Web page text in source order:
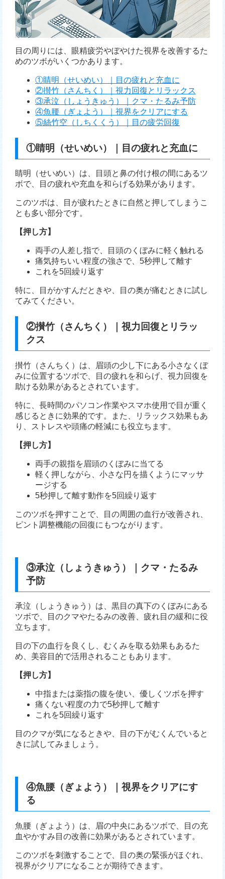
目の周りには、眼精疲労やぼやけた視界を改善するた
めのツボがいくつかあります。
①睛明（せいめい）｜目の疲れと充血に
②攅竹（さんちく）｜視力回復とリラックス
③承泣（しょうきゅう）｜クマ・たるみ予防
④魚腰（ぎょよう）｜視界をクリアにする
⑤絲竹空（しちくくう）｜目の疲労回復
①睛明（せいめい）｜目の疲れと充血に
睛明（せいめい）は、目頭と鼻の付け根の間にあるツ
ボで、目の疲れや充血を和らげる効果があります。
このツボは、目が疲れたときに自然と押してしまうこ
とも多い部分です。
【押し方】
両手の人差し指で、目頭のくぼみに軽く触れる
痛気持ちいい程度の強さで、5秒押して離す
これを5回繰り返す
特に、目がかすんだときや、目の奥が痛むときに試し
てみてください。
②攅竹（さんちく）｜視力回復とリラッ
クス
攅竹（さんちく）は、眉頭の少し下にある小さなくぼ
みに位置するツボで、目の疲れを和らげ、視力回復を
助ける効果があるとされています。
特に、長時間のパソコン作業やスマホ使用で目が重く
感じるときに効果的です。また、リラックス効果もあ
り、ストレスや頭痛の軽減にも役立ちます。
【押し方】
両手の親指を眉頭のくぼみに当てる
軽く押しながら、小さな円を描くようにマッサ
ージする
5秒押して離す動作を5回繰り返す
このツボを押すことで、目の周囲の血行が改善され、
ピント調整機能の回復にもつながります。
③承泣（しょうきゅう）｜クマ・たるみ
予防
承泣（しょうきゅう）は、黒目の真下のくぼみにある
ツボで、目のクマやたるみの改善、疲れ目の緩和に役
立ちます。
目の下の血行を良くし、むくみを取る効果もあるた
め、美容目的で活用されることもあります。
【押し方】
中指または薬指の腹を使い、優しくツボを押す
痛くない程度の力で5秒押して離す
これを5回繰り返す
目のクマが気になるときや、目の下がむくんでいると
きに試してみましょう。
④魚腰（ぎょよう）｜視界をクリアにす
る
魚腰（ぎょよう）は、眉の中央にあるツボで、目の充
血やかすみ目の改善に効果があるとされています。
このツボを刺激することで、目の奥の緊張がほぐれ、
視界がクリアになることが期待できます。